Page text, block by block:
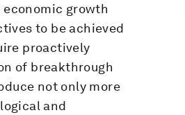
growth
to be achieved
proactively
of breakthrough
not only more
and